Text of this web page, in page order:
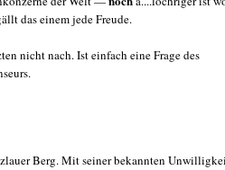
das einem jede Freude.
nicht nach. Ist einfach eine Frage des
Berg. Mit seiner bekannten